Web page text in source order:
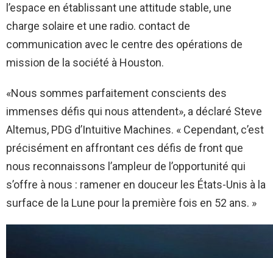
l’espace en établissant une attitude stable, une
charge solaire et une radio. contact de
communication avec le centre des opérations de
mission de la société à Houston.
«Nous sommes parfaitement conscients des
immenses défis qui nous attendent», a déclaré Steve
Altemus, PDG d’Intuitive Machines. « Cependant, c’est
précisément en affrontant ces défis de front que
nous reconnaissons l’ampleur de l’opportunité qui
s’offre à nous : ramener en douceur les États-Unis à la
surface de la Lune pour la première fois en 52 ans. »